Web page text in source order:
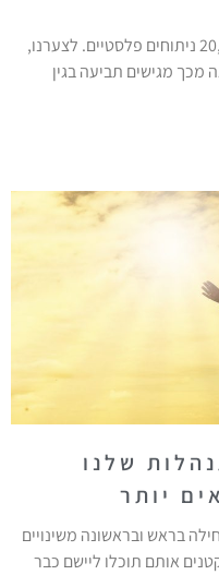
מדי שנה נערכים בישראל למעלה מ 20,000 ניתוחים פלסטיים. לצערנו,
מכך מגישים תביעה בגין
שלנו
יותר
בראש ובראשונה משינויים
זה נציג 5 שינויים קטנים אותם תוכלו ליישם כבר